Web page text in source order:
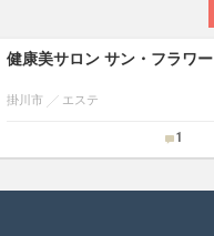
健康美サロン サン・フラワー
掛川市 エステ
1